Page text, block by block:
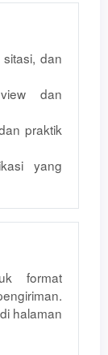
dan
dan
praktik
yang
format
halaman